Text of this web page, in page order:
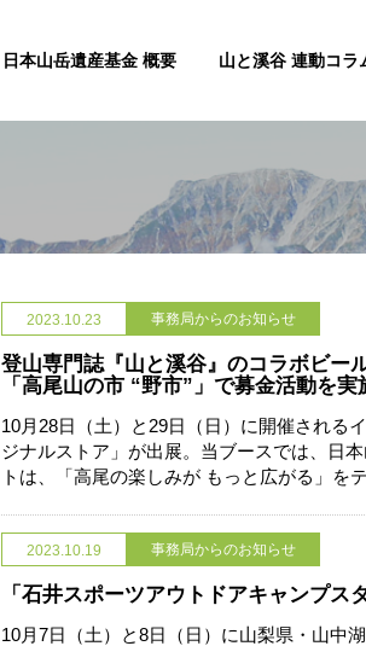
日本山岳遺産基金 概要 山と溪谷 連動コラ
2023.10.23 事務局からのお知らせ
登山専門誌『山と溪谷』のコラボビー
「高尾山の市 “野市”」で募金活動を実
10月28日（土）と29日（日）に開催される
ジナルストア」が出展。当ブースでは、日
トは、「高尾の楽しみが もっと広がる」を
2023.10.19 事務局からのお知らせ
「石井スポーツアウトドアキャンプ
10月7日（土）と8日（日）に山梨県・山中